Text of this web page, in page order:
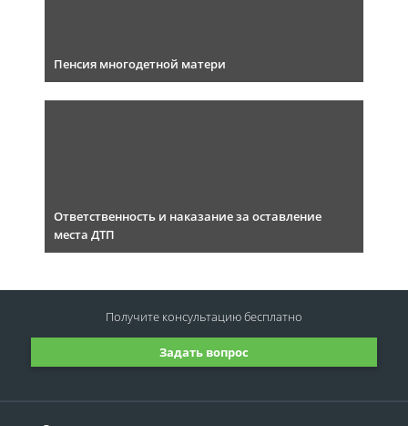
Пенсия многодетной матери
Ответственность и наказание за оставление
места ДТП
Задать вопрос
Получите консультациюбесплатно